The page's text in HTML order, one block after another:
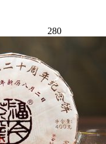
280